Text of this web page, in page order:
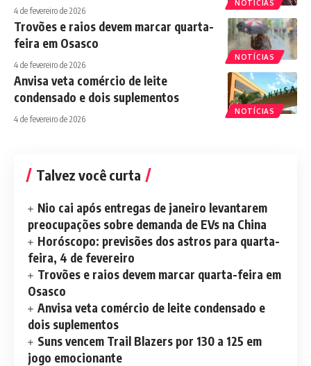
NOTÍCIAS
4 de fevereiro de 2026
NOTÍCIAS
Trovões e raios devem marcar quarta-
feira em Osasco
4 de fevereiro de 2026
NOTÍCIAS
Anvisa veta comércio de leite
condensado e dois suplementos
4 de fevereiro de 2026
Talvez você curta
Nio cai após entregas de janeiro levantarem
preocupações sobre demanda de EVs na China
Horóscopo: previsões dos astros para quarta-
feira, 4 de fevereiro
Trovões e raios devem marcar quarta-feira em
Osasco
Anvisa veta comércio de leite condensado e
dois suplementos
Suns vencem Trail Blazers por 130 a 125 em
jogo emocionante